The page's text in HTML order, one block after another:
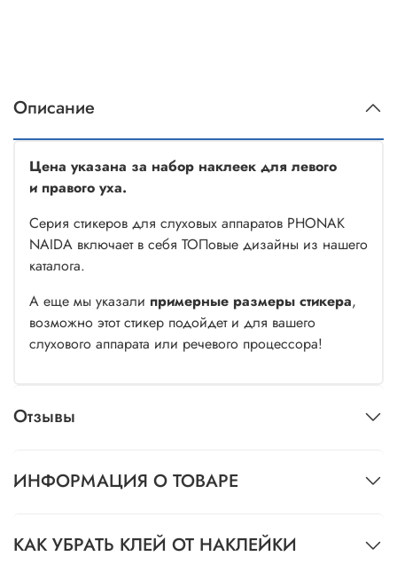
Описание
Цена указана за набор наклеек для левого
и правого уха.
Серия стикеров для слуховых аппаратов PHONAK
NAIDA включает в себя ТОПовые дизайны из нашего
каталога.
А еще мы указали примерные размеры стикера,
возможно этот стикер подойдет и для вашего
слухового аппарата или речевого процессора!
Отзывы
ИНФОРМАЦИЯ О ТОВАРЕ
КАК УБРАТЬ КЛЕЙ ОТ НАКЛЕЙКИ